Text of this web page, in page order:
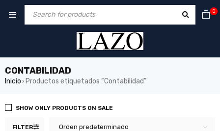
0
CONTABILIDAD
Inicio › Productos etiquetados “Contabilidad”
FILTER Orden predeterminado
SHOW ONLY PRODUCTS ON SALE